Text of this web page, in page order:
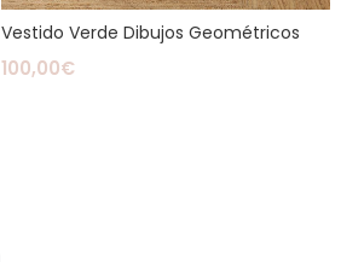
Vestido Verde Dibujos Geométricos
100,00€